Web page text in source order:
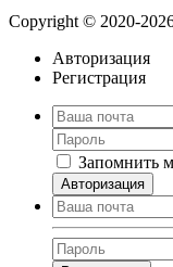
Copyright © 2020-
Авторизация
Регистрация
Запомнить
Авторизация